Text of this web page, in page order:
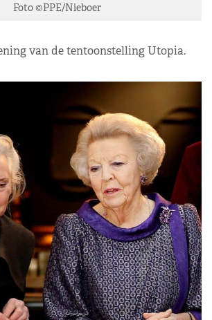
Foto ©PPE/Nieboer
van de tentoonstelling Utopia.